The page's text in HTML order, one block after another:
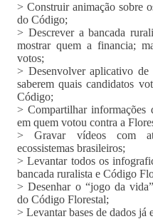
> Construir animação sobre
do Código;
> Descrever a bancada
mostrar quem a financia;
votos;
> Desenvolver aplicativo de
saberem quais candidatos
Código;
> Compartilhar informações
em quem votou contra a
> Gravar vídeos com
ecossistemas brasileiros;
> Levantar todos os
bancada ruralista e Código
> Desenhar o “jogo da
do Código Florestal;
> Levantar bases de dados já